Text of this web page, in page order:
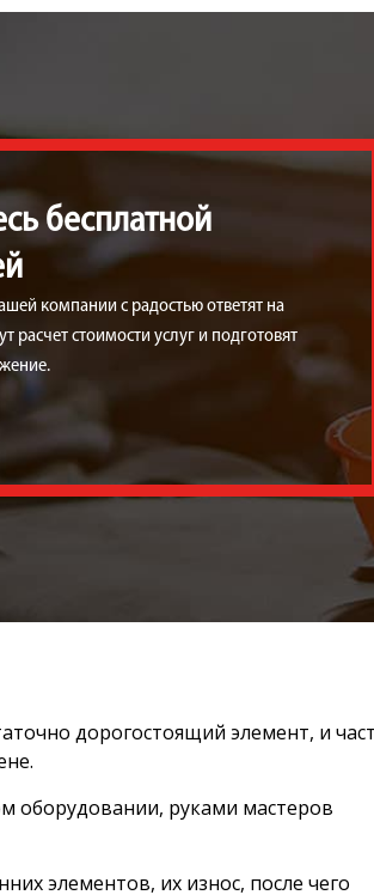
бесплатной
компании с радостью ответят на
расчет стоимости услуг и подготовят
дорогостоящий элемент, и
оборудовании, руками мастеров
элементов, их износ, после чего